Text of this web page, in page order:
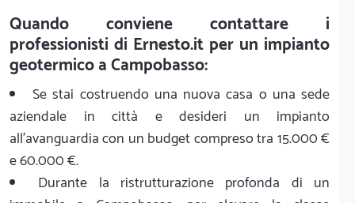
Quando conviene contattare i
professionisti di Ernesto.it per un impianto
geotermico a Campobasso:
Se stai costruendo una nuova casa o una sede
aziendale in città e desideri un impianto
all'avanguardia con un budget compreso tra 15.000 €
e 60.000 €.
Durante la ristrutturazione profonda di un